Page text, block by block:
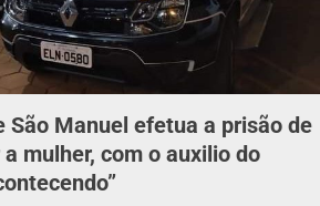
São Manuel efetua a prisão de
mulher, com o auxilio do